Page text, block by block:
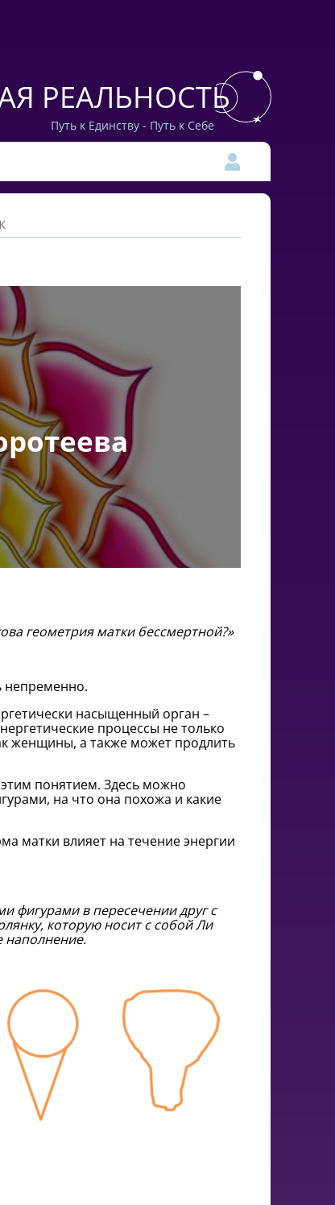
РЕАЛЬНОСТЬ
Путь к Единству - Путь к Себе
геометрия матки бессмертной?»
непременно.
насыщенный орган –
процессы не только
женщины, а также может продлить
понятием. Здесь можно
на что она похожа и какие
матки влияет на течение энергии
фигурами в пересечении друг с
которую носит с собой Ли
наполнение.